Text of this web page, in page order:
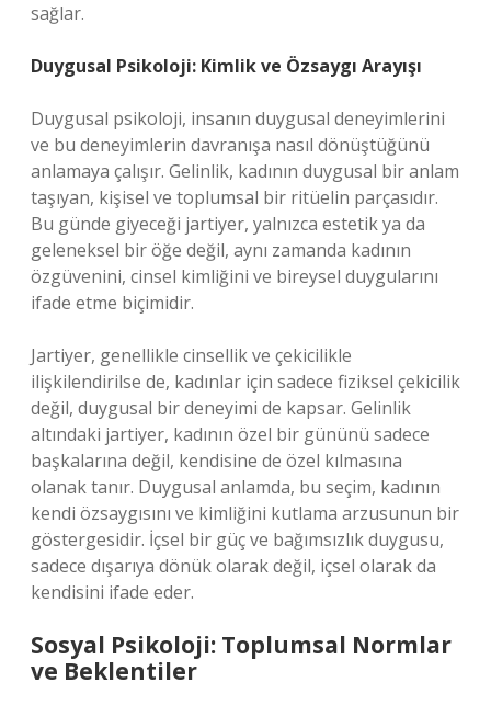
sağlar.
Duygusal Psikoloji: Kimlik ve Özsaygı Arayışı
Duygusal psikoloji, insanın duygusal deneyimlerini
ve bu deneyimlerin davranışa nasıl dönüştüğünü
anlamaya çalışır. Gelinlik, kadının duygusal bir anlam
taşıyan, kişisel ve toplumsal bir ritüelin parçasıdır.
Bu günde giyeceği jartiyer, yalnızca estetik ya da
geleneksel bir öğe değil, aynı zamanda kadının
özgüvenini, cinsel kimliğini ve bireysel duygularını
ifade etme biçimidir.
Jartiyer, genellikle cinsellik ve çekicilikle
ilişkilendirilse de, kadınlar için sadece fiziksel çekicilik
değil, duygusal bir deneyimi de kapsar. Gelinlik
altındaki jartiyer, kadının özel bir gününü sadece
başkalarına değil, kendisine de özel kılmasına
olanak tanır. Duygusal anlamda, bu seçim, kadının
kendi özsaygısını ve kimliğini kutlama arzusunun bir
göstergesidir. İçsel bir güç ve bağımsızlık duygusu,
sadece dışarıya dönük olarak değil, içsel olarak da
kendisini ifade eder.
Sosyal Psikoloji: Toplumsal Normlar
ve Beklentiler